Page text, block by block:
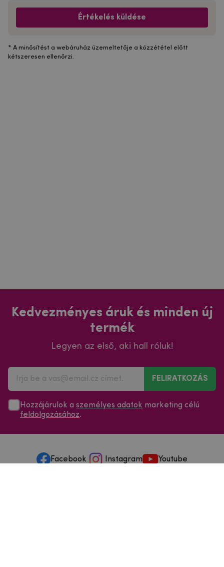
Értékelés küldése
* A minősítést a webáruház üzemeltetője a közzététel előtt
kétszeresen ellenőrzi.
Kedvezményes áruk és minden új
termék
Legyen az első, aki hall róluk!
FELIRATKOZÁS
Hozzájárulok a személyes adatok marketing célú
feldolgozásához.
Facebook Instagram Youtube